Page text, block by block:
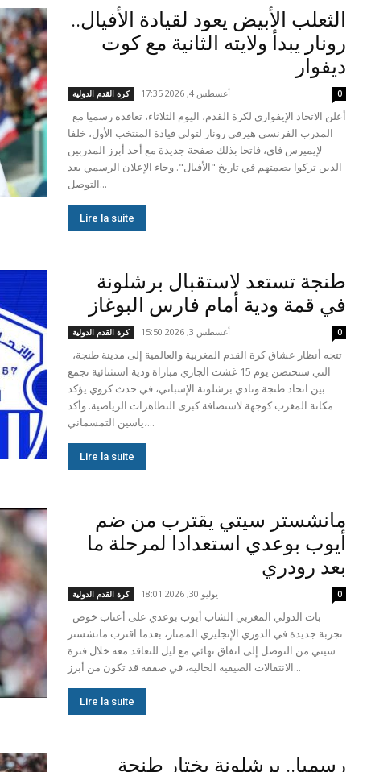
الثعلب الأبيض يعود لقيادة الأفيال..
رونار يبدأ ولايته الثانية مع كوت
ديفوار
كرة القدم الدولية أغسطس 4, 2026 17:35 0
المدرب الفرنسي هيرفي رونار لتولي قيادة المنتخب الأول، خلفا
لإيميرس فاي، فاتحا بذلك صفحة جديدة مع أحد أبرز المدربين
الذين تركوا بصمتهم في تاريخ "الأفيال". وجاء الإعلان الرسمي بعد
التوصل...
Lire la suite
طنجة تستعد لاستقبال برشلونة
في قمة ودية أمام فارس البوغاز
كرة القدم الدولية أغسطس 3, 2026 15:50 0
التي ستحتضن يوم 15 غشت الجاري مباراة ودية استثنائية تجمع
بين اتحاد طنجة ونادي برشلونة الإسباني، في حدث كروي يؤكد
مكانة المغرب كوجهة لاستضافة كبرى التظاهرات الرياضية. وأكد
ياسين التمسماني،...
Lire la suite
مانشستر سيتي يقترب من ضم
أيوب بوعدي استعدادا لمرحلة ما
بعد رودري
كرة القدم الدولية يوليو 30, 2026 18:01 0
تجربة جديدة في الدوري الإنجليزي الممتاز، بعدما اقترب مانشستر
سيتي من التوصل إلى اتفاق نهائي مع ليل للتعاقد معه خلال فترة
الانتقالات الصيفية الحالية، في صفقة قد تكون من أبرز...
Lire la suite
رسميا.. برشلونة يختار طنجة